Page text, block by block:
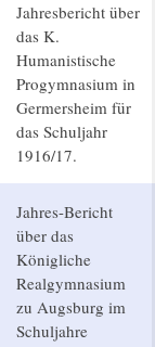
Jahresbericht über
das K.
Humanistische
Progymnasium in
Germersheim für
das Schuljahr
1916/17.
Jahres-Bericht
über das
Königliche
Realgymnasium
zu Augsburg im
Schuljahre